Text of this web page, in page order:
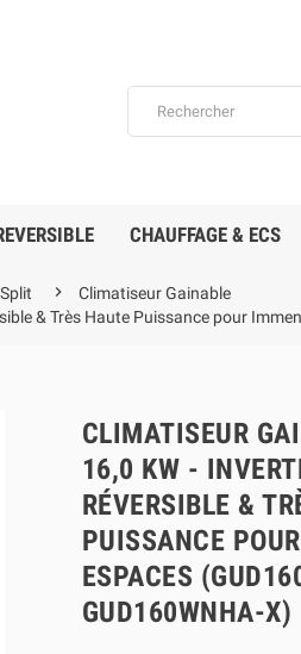
CHAUFFAGE & ECS

Climatiseur Gainable
& Très Haute Puissance pour
CLIMATISEUR
16,0 KW -
RÉVERSIBLE &
PUISSANCE
ESPACES
GUD160WNHA-X)